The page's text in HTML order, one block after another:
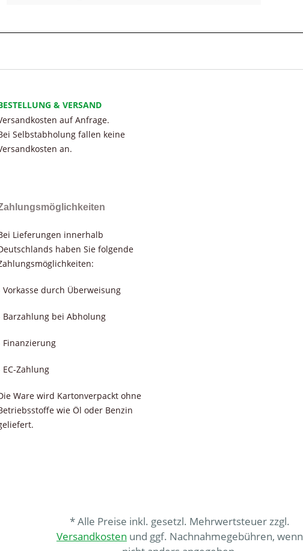
& VERSAND
auf Anfrage.
Selbstabholung fallen keine
an.
Lieferungen innerhalb
haben Sie folgende
Vorkasse durch Überweisung
Barzahlung bei Abholung
Finanzierung
EC-Zahlung
Ware wird Kartonverpackt ohne
wie Öl oder Benzin
* Alle Preise inkl. gesetzl. Mehrwertsteuer zzgl.
Versandkosten und ggf. Nachnahmegebühren, wenn